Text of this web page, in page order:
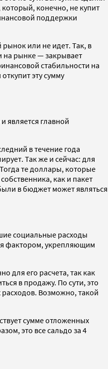
конечно, не купит
поддержки
или не идет. Так, в
на рынке — закрывает
стабильности на
эту сумму
является главной
в течение года
Так же и сейчас: для
те доллары, которые
как и пакет
в бюджет может являться
социальные расходы
фактором, укрепляющим
для его расчета, так как
в продажу. По сути, это
Возможно, такой
сумме отложенных
это все сальдо за 4